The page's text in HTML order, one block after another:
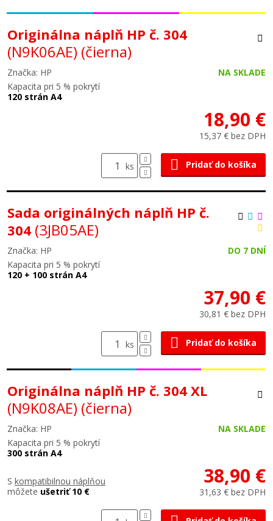
Originálna náplň HP č. 304
(N9K06AE) (čierna)
Značka: HP
NA SKLADE
Kapacita pri 5 % pokrytí
120 strán A4
18,90 €
15,37 € bez DPH
ks Pridať do košíka
Sada originálných náplň HP č.
304 (3JB05AE)
Značka: HP
DO 7 DNÍ
Kapacita pri 5 % pokrytí
120 + 100 strán A4
37,90 €
30,81 € bez DPH
ks Pridať do košíka
Originálna náplň HP č. 304 XL
(N9K08AE) (čierna)
Značka: HP
NA SKLADE
Kapacita pri 5 % pokrytí
300 strán A4
S kompatibilnou náplňou
môžete ušetriť 10 €
38,90 €
31,63 € bez DPH